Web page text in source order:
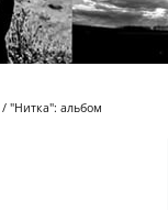
/ "Нитка": альбом